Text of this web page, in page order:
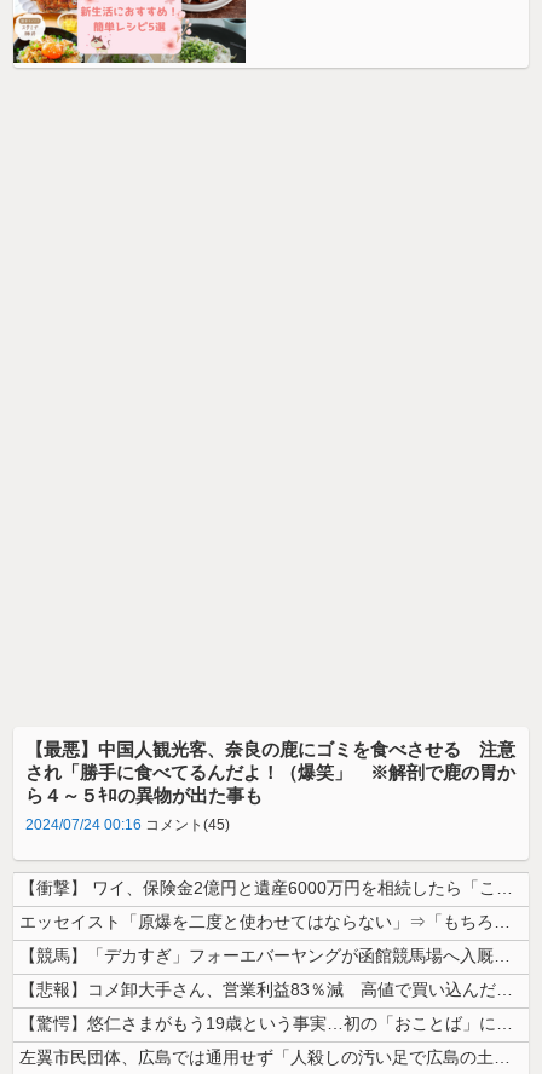
【最悪】中国人観光客、奈良の鹿にゴミを食べさせる 注意
され「勝手に食べてるんだよ！（爆笑」 ※解剖で鹿の胃か
ら４～５ｷﾛの異物が出た事も
2024/07/24 00:16 コメント(45)
【衝撃】 ワイ、保険金2億円と遺産6000万円を相続したら「こう」なっ...
エッセイスト「原爆を二度と使わせてはならない」⇒「もちろん中国の核も非...
【競馬】「デカすぎ」フォーエバーヤングが函館競馬場へ入厩 573キロ ...
【悲報】コメ卸大手さん、営業利益83％減 高値で買い込んだ米が売れず「...
【驚愕】悠仁さまがもう19歳という事実…初の「おことば」にネット民驚嘆
左翼市民団体、広島では通用せず「人殺しの汚い足で広島の土を踏むな！」→...